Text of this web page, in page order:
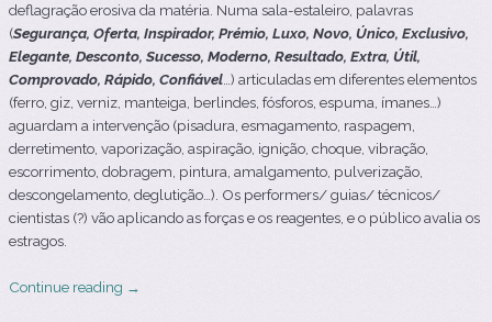
deflagração erosiva da matéria. Numa sala-estaleiro, palavras
(Segurança, Oferta, Inspirador, Prémio, Luxo, Novo, Único, Exclusivo,
Elegante, Desconto, Sucesso, Moderno, Resultado, Extra, Útil,
Comprovado, Rápido, Confiável …) articuladas em diferentes elementos
(ferro, giz, verniz, manteiga, berlindes, fósforos, espuma, ímanes…)
aguardam a intervenção (pisadura, esmagamento, raspagem,
derretimento, vaporização, aspiração, ignição, choque, vibração,
escorrimento, dobragem, pintura, amalgamento, pulverização,
descongelamento, deglutição…). Os performers/ guias/ técnicos/
cientistas (?) vão aplicando as forças e os reagentes, e o público avalia os
estragos.
Continue reading →